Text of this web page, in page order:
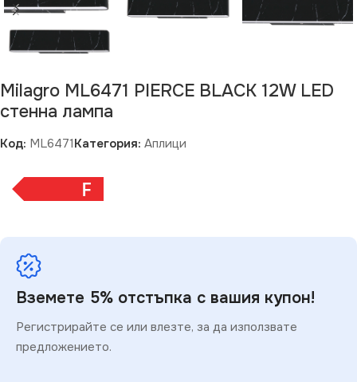
Milagro ML6471 PIERCE BLACK 12W LED
стенна лампа
Код: ML6471Категория: Аплици
F
Вземете 5% отстъпка с вашия купон!
Регистрирайте се или влезте, за да използвате
предложението.